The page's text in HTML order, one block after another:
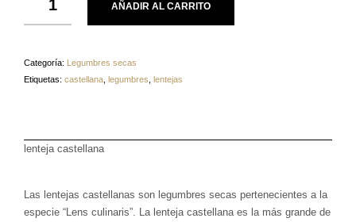
AÑADIR AL CARRITO
Categoría: Legumbres secas
Etiquetas: castellana legumbres lentejas
lenteja castellana
Las lentejas castellanas son legumbres secas pertenecientes a la
especie “Lens culinaris”. La lenteja castellana es la más grande de